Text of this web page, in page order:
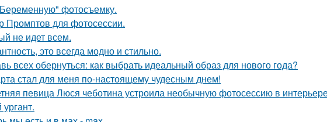
фотосъемку.
Промптов для фотосессии.
не идет всем.
это всегда модно и стильно.
всех обернуться: как выбрать идеальный образ для нового года?
стал для меня по-настоящему чудесным днем!
певица Люся чеботина устроила необычную фотосессию в